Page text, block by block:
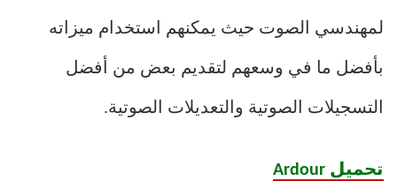
لمهندسي الصوت حيث يمكنهم استخدام ميزاته
بأفضل ما في وسعهم لتقديم بعض من أفضل
التسجيلات الصوتية والتعديلات الصوتية.
تحميل Ardour